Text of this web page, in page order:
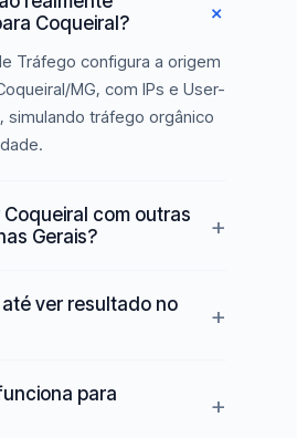
Coqueiral?
Tráfego configura a origem
MG, com IPs e User-
simulando tráfego orgânico
Coqueiral com outras
Gerais?
ver resultado no
para